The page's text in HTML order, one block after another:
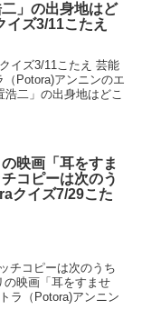
」の出身地はど
ズ3/11こたえ
イズ3/11こたえ 芸能
Potora)アンニンのエ
二」の出身地はどこ
映画「耳をすま
コピーは次のう
イズ7/29こた
チコピーは次のうち
映画「耳をすませ
ラ（Potora)アンニン